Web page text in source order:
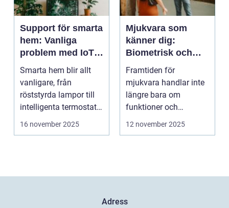
Support för smarta
hem: Vanliga
problem med IoT-
enheter
Smarta hem blir allt
vanligare, från
röststyrda lampor till
intelligenta termostater
16 november 2025
Mjukvara som
känner dig:
Biometrisk och
beteendedriven
personalisering
Framtiden för
mjukvara handlar inte
längre bara om
funktioner och
användargränss...
12 november 2025
Adress